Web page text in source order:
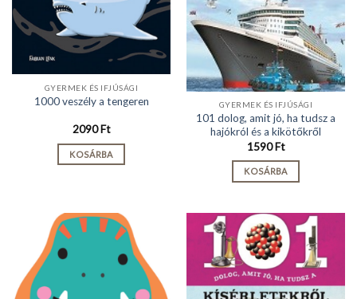
GYERMEK ÉS IFJÚSÁGI
1000 veszély a tengeren
2090Ft
KOSÁRBA
GYERMEK ÉS IFJÚSÁGI
101 dolog, amit jó, ha tudsz a
hajókról és a kikötőkről
1590Ft
KOSÁRBA